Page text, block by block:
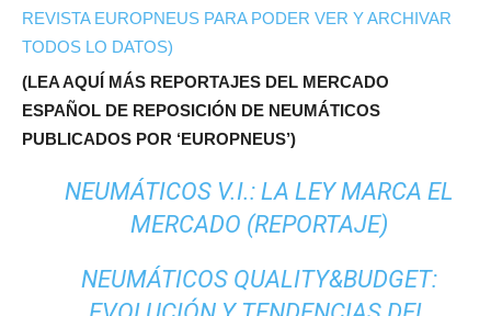
REVISTA EUROPNEUS PARA PODER VER Y ARCHIVAR
TODOS LO DATOS)
(LEA AQUÍ MÁS REPORTAJES DEL MERCADO
ESPAÑOL DE REPOSICIÓN DE NEUMÁTICOS
PUBLICADOS POR ‘EUROPNEUS’)
NEUMÁTICOS V.I.: LA LEY MARCA EL
MERCADO (REPORTAJE)
NEUMÁTICOS QUALITY&BUDGET: